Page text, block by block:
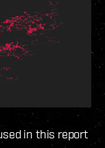
in this report